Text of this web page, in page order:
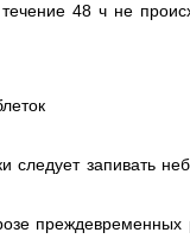
48 ч не
следует запивать
преждевременных